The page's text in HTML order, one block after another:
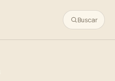
Buscar